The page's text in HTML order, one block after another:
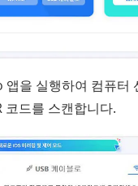
을 실행하여 컴퓨터
코드를 스캔합니다.